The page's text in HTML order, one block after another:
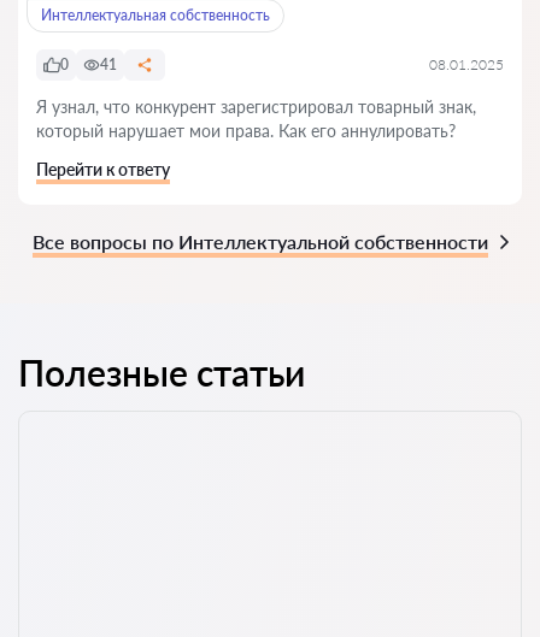
Интеллектуальная собственность
0 41 08.01.2025
Я узнал, что конкурент зарегистрировал товарный знак,
который нарушает мои права. Как его аннулировать?
Перейти к ответу
Все вопросы по Интеллектуальной собственности
Полезные статьи